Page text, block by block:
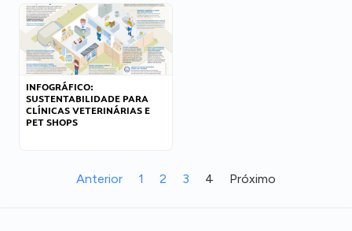
INFOGRÁFICO:
SUSTENTABILIDADE PARA
CLÍNICAS VETERINÁRIAS E
PET SHOPS
Anterior 1 2 3 4 Próximo